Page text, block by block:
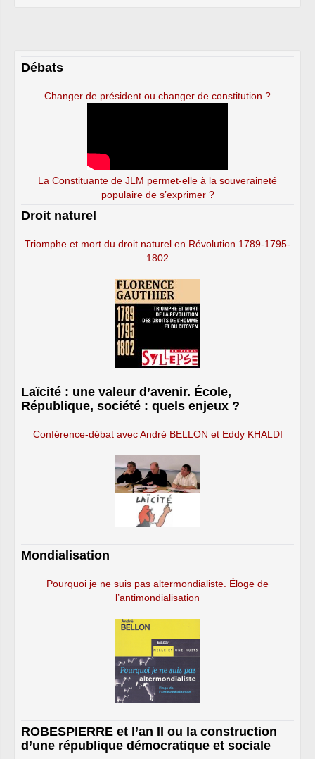
Débats
Changer de président ou changer de constitution ?
La Constituante de JLM permet-elle à la souveraineté
populaire de s’exprimer ?
Droit naturel
Triomphe et mort du droit naturel en Révolution 1789-1795-
1802
Laïcité : une valeur d’avenir. École,
République, société : quels enjeux ?
Conférence-débat avec André BELLON et Eddy KHALDI
Mondialisation
Pourquoi je ne suis pas altermondialiste. Éloge de
l’antimondialisation
ROBESPIERRE et l’an II ou la construction
d’une république démocratique et sociale